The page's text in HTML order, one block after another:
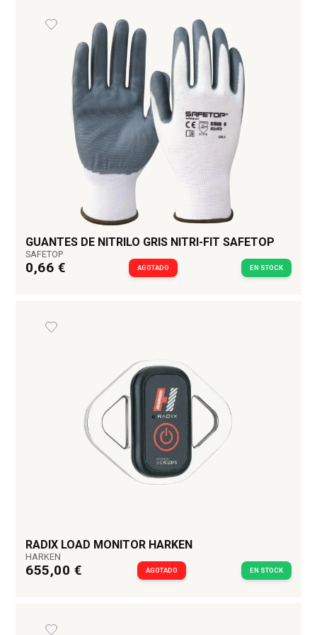
GUANTES DE NITRILO GRIS NITRI-FIT SAFETOP
SAFETOP
0,66 € AGOTADO EN STOCK
RADIX LOAD MONITOR HARKEN
HARKEN
655,00 € AGOTADO EN STOCK